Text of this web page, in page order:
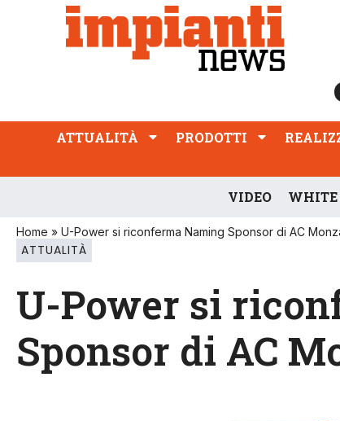
ATTUALITÀ PRODOTTI
PROFESSIONE
ATTUALITÀ PRODOTTI
VIDEO WHITE
Home » U-Power si riconferma Naming Sponsor di AC
ATTUALITÀ
U-Power si
Sponsor di AC